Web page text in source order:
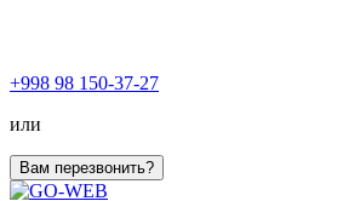
+998 98 150-37-27
или
Вам перезвонить?